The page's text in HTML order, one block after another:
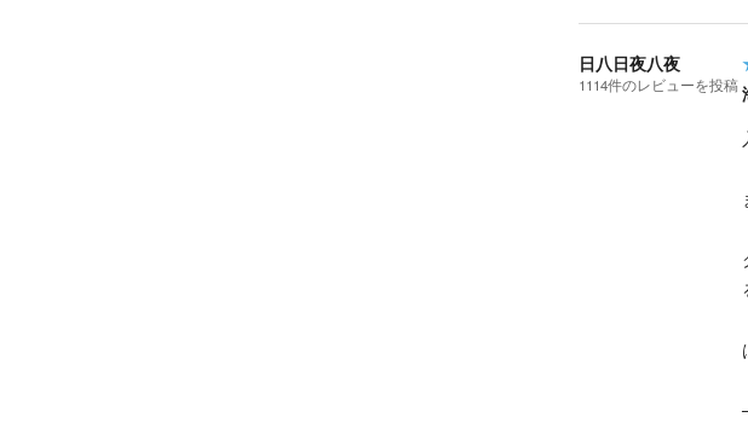
日八日夜八夜
1114件のレビューを投稿